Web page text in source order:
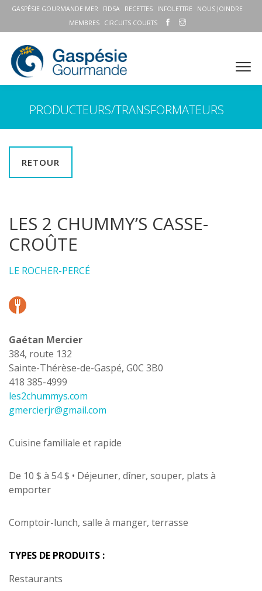
GASPÉSIE GOURMANDE MER FIDSA RECETTES INFOLETTRE
NOUS JOINDRE
MEMBRES
CIRCUITS COURTS
PRODUCTEURS/TRANSFORMATEURS
RETOUR
LES 2 CHUMMY’S CASSE-
CROÛTE
LE ROCHER-PERCÉ
Gaétan Mercier
384, route 132
Sainte-Thérèse-de-Gaspé, G0C 3B0
418 385-4999
les2chummys.com
gmercierjr@gmail.com
Cuisine familiale et rapide
De 10 $ à 54 $ • Déjeuner, dîner, souper, plats à
emporter
Comptoir-lunch, salle à manger, terrasse
TYPES DE PRODUITS :
Restaurants